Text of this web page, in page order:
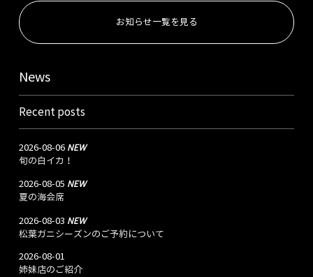
News
Recent posts
2026-08-06 NEW
旬の白イカ！
2026-08-05 NEW
夏の海会席
2026-08-03 NEW
松葉ガニシーズンのご予約について
2026-08-01
姉妹店のご紹介
お知らせ一覧を見る